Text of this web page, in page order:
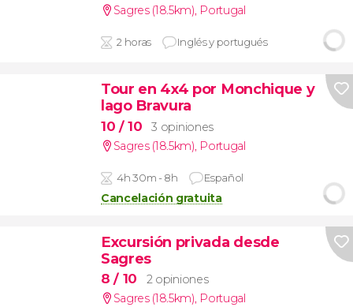
Sagres (18.5km), Portugal
2 horas Inglés y portugués
Tour en 4x4 por Monchique y
lago Bravura
10 / 10
3 opiniones
Sagres (18.5km), Portugal
4h 30m - 8h Español
Cancelación gratuita
Excursión privada desde
Sagres
8/ 10
2 opiniones
Sagres (18.5km), Portugal